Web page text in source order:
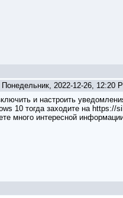
Понедельник, 2022-12-26, 12:20
и настроить
10 тогда заходите на https://
много интересной